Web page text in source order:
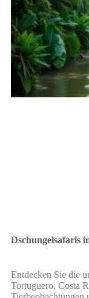
Dschungelsafaris
Entdecken Sie die
Tortuguero, Costa